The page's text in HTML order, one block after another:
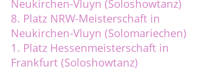
Neukirchen-Vluyn (Soloshowtanz)
8. Platz NRW-Meisterschaft in
Neukirchen-Vluyn (Solomariechen)
1. Platz Hessenmeisterschaft in
Frankfurt (Soloshowtanz)